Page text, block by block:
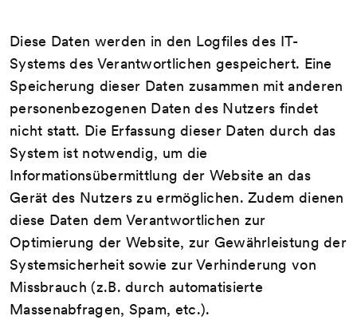
Diese Daten werden in den Logfiles des IT-
Systems des Verantwortlichen gespeichert. Eine
Speicherung dieser Daten zusammen mit anderen
personenbezogenen Daten des Nutzers findet
nicht statt. Die Erfassung dieser Daten durch das
System ist notwendig, um die
Informationsübermittlung der Website an das
Gerät des Nutzers zu ermöglichen. Zudem dienen
diese Daten dem Verantwortlichen zur
Optimierung der Website, zur Gewährleistung der
Systemsicherheit sowie zur Verhinderung von
Missbrauch (z.B. durch automatisierte
Massenabfragen, Spam, etc.).